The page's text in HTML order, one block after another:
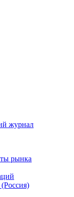
журнал
рынка